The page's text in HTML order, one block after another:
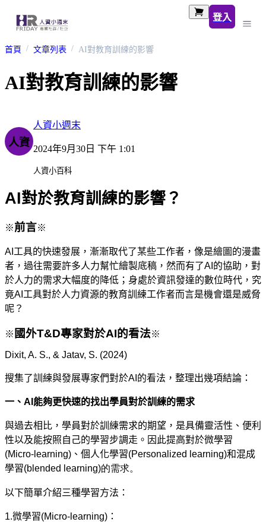
登入
首頁 文章列表 AI對教育訓練的影響
AI對教育訓練的影響
人資
人資小週末
2024年9月30日 下午 1:01
人資小百科
AI對於教育訓練的影響？
※前言※
AI 工具的快速發展，漸漸取代了某些工作者，像是繪圖的漫畫
者，過往需要許多人力幫忙繪製底稿，然而有了AI 的協助，對
於人力的需求大幅度的降低；身處於資訊發達的數位時代，究
竟AI 工具對於人力資源的教育訓練工作者而言是機會還是威脅
呢？
※ 國外T&D專家對於AI的看法※
Dixit, A. S., & Jatav, S. (2024)
搜集了訓練與發展專家們對於AI 的看法，整理出幾項結論：
一、 AI 能夠更快速的找出學員對於訓練的需求
與過去相比，學員對於訓練需求的期望，是具備靈活性、便利
性以及能按照自己的學習步調走。因此提高對於微學習
(Micro-learning) 、個人化學習(Personalized learning)和混成
學習(blended learning)的需求。
以下簡單介紹三種學習方法：
1.微學習(Micro-learning) ：